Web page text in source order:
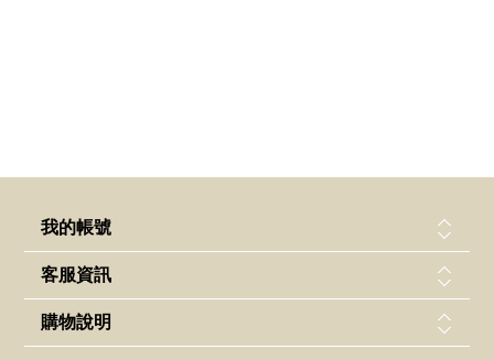
我的帳號
客服資訊
購物說明